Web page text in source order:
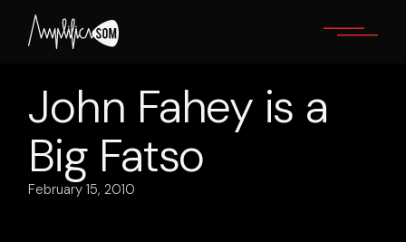
content
John Fahey is a
Big Fatso
February 15, 2010